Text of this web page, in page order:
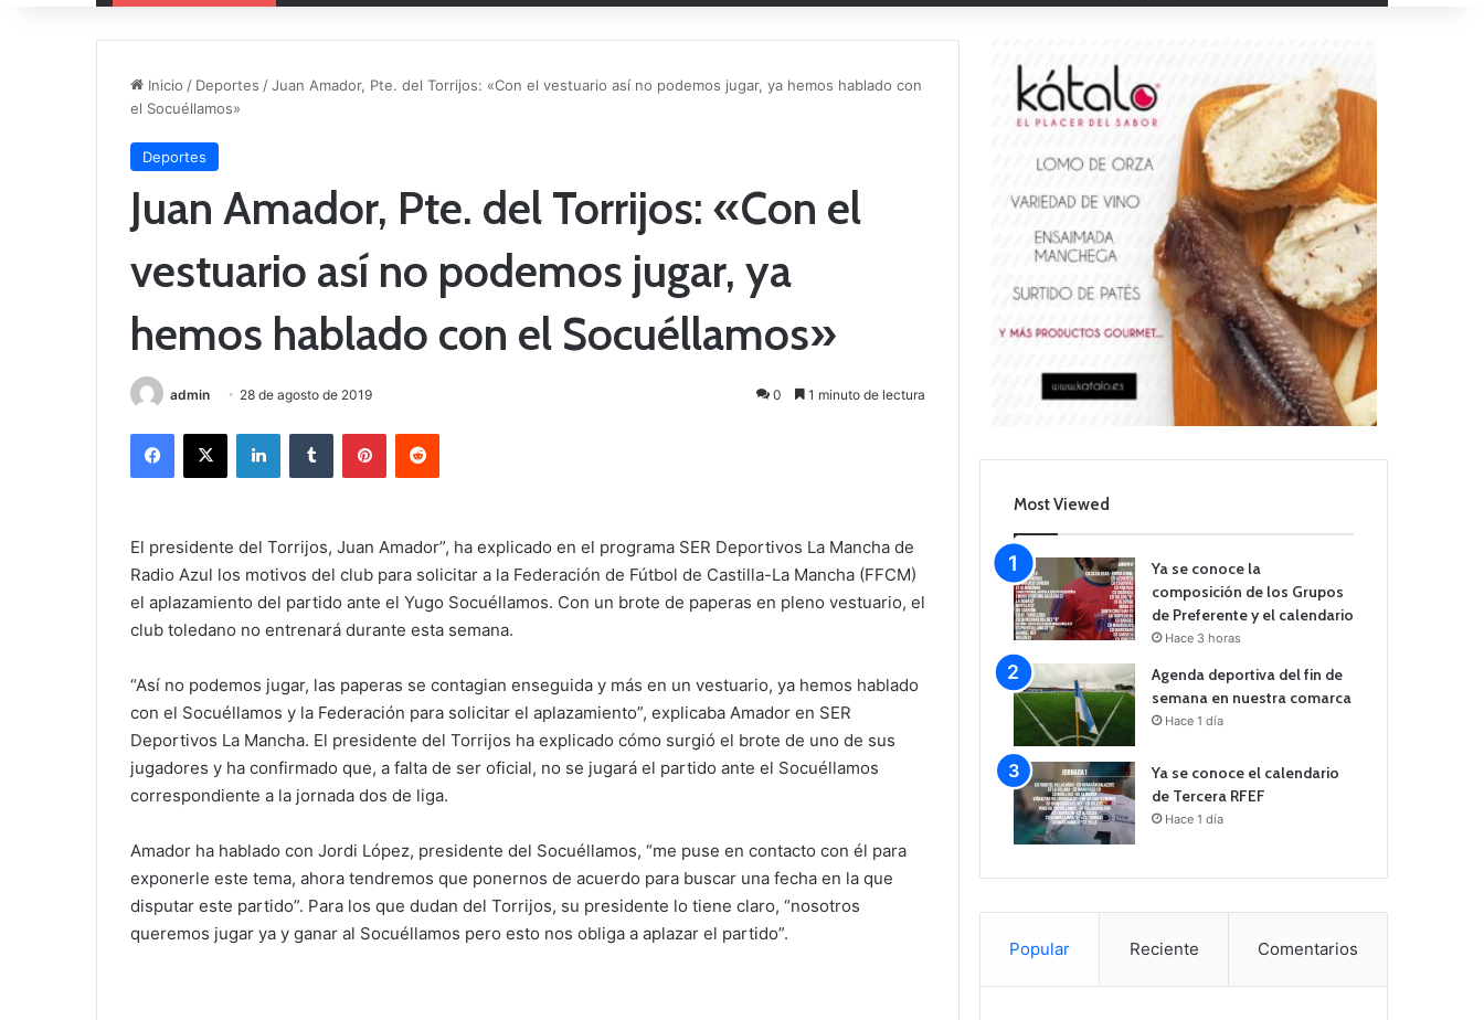
Inicio / Deportes /Juan Amador, Pte. del Torrijos: «Con el vestuario así no podemos jugar, ya hemos hablado con
el Socuéllamos»
Deportes
Juan Amador, Pte. del Torrijos: «Con el
vestuario así no podemos jugar, ya
hemos hablado con el Socuéllamos»
admin 28 de agosto de 2019 0 1 minuto de lectura
El presidente del Torrijos, Juan Amador”, ha explicado en el programa SER Deportivos La Mancha de
Radio Azul los motivos del club para solicitar a la Federación de Fútbol de Castilla-La Mancha (FFCM)
el aplazamiento del partido ante el Yugo Socuéllamos. Con un brote de paperas en pleno vestuario, el
club toledano no entrenará durante esta semana.
“Así no podemos jugar, las paperas se contagian enseguida y más en un vestuario, ya hemos hablado
con el Socuéllamos y la Federación para solicitar el aplazamiento”, explicaba Amador en SER
Deportivos La Mancha. El presidente del Torrijos ha explicado cómo surgió el brote de uno de sus
jugadores y ha confirmado que, a falta de ser oficial, no se jugará el partido ante el Socuéllamos
correspondiente a la jornada dos de liga.
Amador ha hablado con Jordi López, presidente del Socuéllamos, “me puse en contacto con él para
exponerle este tema, ahora tendremos que ponernos de acuerdo para buscar una fecha en la que
disputar este partido”. Para los que dudan del Torrijos, su presidente lo tiene claro, “nosotros
queremos jugar ya y ganar al Socuéllamos pero esto nos obliga a aplazar el partido”.
Most Viewed
Ya se conoce la
composición de los Grupos
de Preferente y el calendario
Hace 3 horas
Agenda deportiva del fin de
semana en nuestra comarca
Hace 1 día
Ya se conoce el calendario
de Tercera RFEF
Hace 1 día
Popular Reciente Comentarios